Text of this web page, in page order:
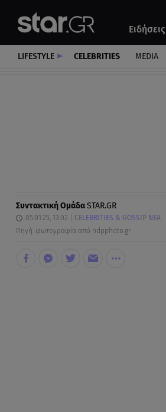
Ειδήσεις
Αυτοκίνητο
LIFESTYLE CELEBRITIES MEDIA
Συντακτική ΟμάδαSTAR.GR
05.01.25, 13:02
CELEBRITIES & GOSSIP ΝΕΑ
Πηγή: φωτογραφία από ndpphoto.gr